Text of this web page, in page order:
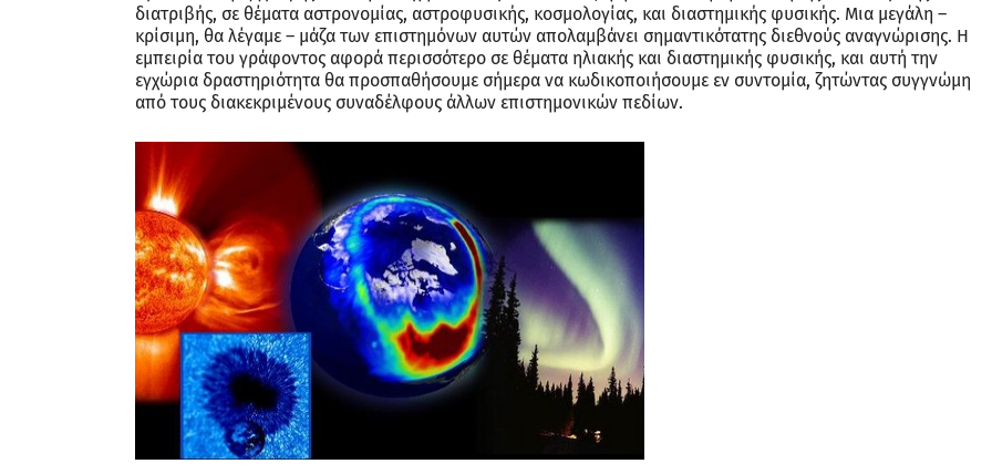
διατριβής, σε θέματα αστρονομίας, αστροφυσικής, κοσμολογίας, και διαστημικής φυσικής. Μια μεγάλη –
κρίσιμη, θα λέγαμε – μάζα των επιστημόνων αυτών απολαμβάνει σημαντικότατης διεθνούς αναγνώρισης. Η
εμπειρία του γράφοντος αφορά περισσότερο σε θέματα ηλιακής και διαστημικής φυσικής, και αυτή την
εγχώρια δραστηριότητα θα προσπαθήσουμε σήμερα να κωδικοποιήσουμε εν συντομία, ζητώντας συγγνώμη
από τους διακεκριμένους συναδέλφους άλλων επιστημονικών πεδίων.